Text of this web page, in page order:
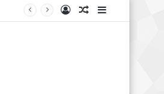
Kenar
Rastgele
Kayıt